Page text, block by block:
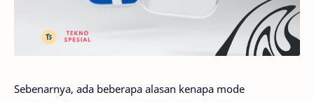
Sebenarnya, ada beberapa alasan kenapa mode